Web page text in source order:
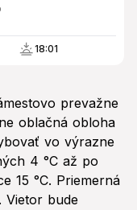
18:01
prevažne
oblačná obloha
vo výrazne
4 °C až po
15 °C. Priemerná
Vietor bude